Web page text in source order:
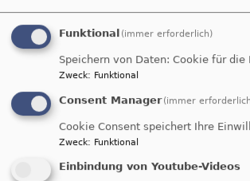
wollen mit dem Motto „Komm den
wecken“ ein Zeichen der Hoffnung
auffordern Polarisierungen zu
zum Hinterfragen von Feindbildern
Wie in den Jahren zuvor lädt die
FriedensDekade in den
Menschen zur Teilnahme an einem
Funktional (immer erforderlich)
Speichern von Daten: Cookie für die
Zweck: Funktional
Consent Manager (immer
Cookie Consent speichert Ihre
Zweck: Funktional
Einbindung von Youtube-Videos